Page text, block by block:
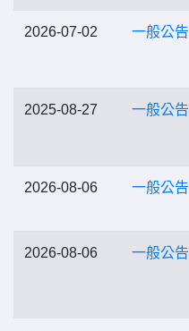
2026-07-02 一般公告
2025-08-27 一般公告
2026-08-06 一般公告
2026-08-06 一般公告